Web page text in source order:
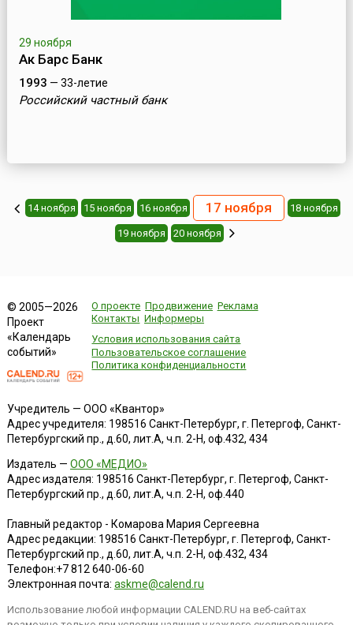
29 ноября
Ак Барс Банк
1993 — 33-летие
Российский частный банк
14 ноября 15 ноября 16 ноября 17 ноября 18 ноября
19 ноября 20 ноября
© 2005—2026
Проект
«Календарь
событий»
О проекте Продвижение Реклама
Контакты Информеры
Условия использования сайта
Пользовательское соглашение
Политика конфиденциальности
Учредитель — ООО «Квантор»
Адрес учредителя: 198516 Санкт-Петербург, г. Петергоф, Санкт-
Петербургский пр., д.60, лит.А, ч.п. 2-Н, оф.432, 434
Издатель — ООО «МЕДИО»
Адрес издателя: 198516 Санкт-Петербург, г. Петергоф, Санкт-
Петербургский пр., д.60, лит.А, ч.п. 2-Н, оф.440
Главный редактор - Комарова Мария Сергеевна
Адрес редакции: 198516 Санкт-Петербург, г. Петергоф, Санкт-
Петербургский пр., д.60, лит.А, ч.п. 2-Н, оф.432, 434
Телефон:+7 812 640-06-60
Электронная почта: askme@calend.ru
Использование любой информации CALEND.RU на веб-сайтах